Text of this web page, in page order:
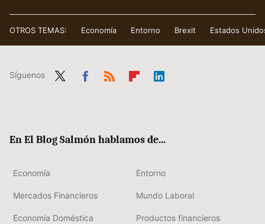
OTROS TEMAS: Economía Entorno Brexit Estados
Síguenos
En El Blog Salmón hablamos de...
Economía Entorno
Mercados Financieros Mundo Laboral
Economía Doméstica Productos financieros